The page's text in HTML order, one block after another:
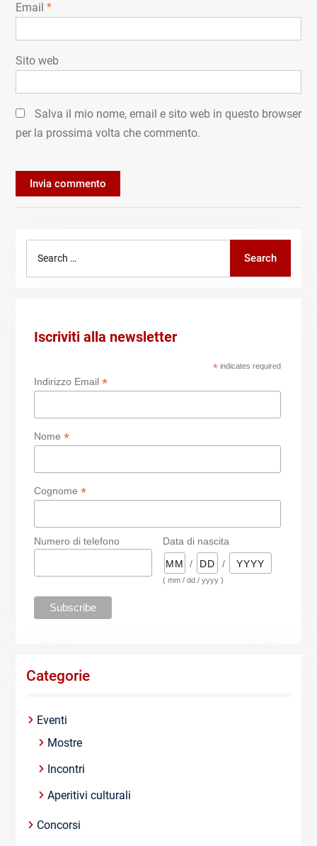
Email *
Sito web
Salva il mio nome, email e sito web in questo browser
per la prossima volta che commento.
Search
Iscriviti alla newsletter
*indicates required
Indirizzo Email *
Nome *
Cognome *
Numero di telefono
Data di nascita
/
/
( mm / dd / yyyy )
Categorie
Eventi
Mostre
Incontri
Aperitivi culturali
Concorsi